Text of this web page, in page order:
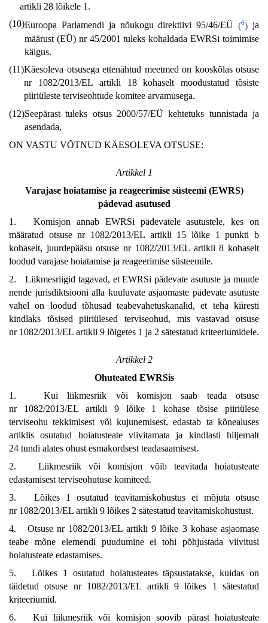
artikli 28 lõikele 1.
(10)Euroopa Parlamendi ja nõukogu direktiivi 95/46/EÜ(6) ja
määrust (EÜ) nr 45/2001 tuleks kohaldada EWRSi toimimise
käigus.
(11)Käesoleva otsusega ettenähtud meetmed on kooskõlas otsuse
nr 1082/2013/EL artikli 18 kohaselt moodustatud tõsiste
piiriüleste terviseohtude komitee arvamusega.
(12)Seepärast tuleks otsus 2000/57/EÜ kehtetuks tunnistada ja
asendada,
ON VASTU VÕTNUD KÄESOLEVA OTSUSE:
Artikkel 1
Varajase hoiatamise ja reageerimise süsteemi (EWRS)
pädevad asutused
1. Komisjon annab EWRSi pädevatele asutustele, kes on
määratud otsuse nr 1082/2013/EL artikli 15 lõike 1 punkti b
kohaselt, juurdepääsu otsuse nr 1082/2013/EL artikli 8 kohaselt
loodud varajase hoiatamise ja reageerimise süsteemile.
2. Liikmesriigid tagavad, et EWRSi pädevate asutuste ja muude
nende jurisdiktsiooni alla kuuluvate asjaomaste pädevate asutuste
vahel on loodud tõhusad teabevahetuskanalid, et teha kiiresti
kindlaks tõsised piiriülesed terviseohud, mis vastavad otsuse
nr 1082/2013/EL artikli 9 lõigetes 1 ja 2 sätestatud kriteeriumidele.
Artikkel 2
Ohuteated EWRSis
1. Kui liikmesriik või komisjon saab teada otsuse
nr 1082/2013/EL artikli 9 lõike 1 kohase tõsise piiriülese
terviseohu tekkimisest või kujunemisest, edastab ta kõnealuses
artiklis osutatud hoiatusteate viivitamata ja kindlasti hiljemalt
24 tundi alates ohust esmakordsest teadasaamisest.
2. Liikmesriik või komisjon võib teavitada hoiatusteate
edastamisest terviseohutuse komiteed.
3. Lõikes 1 osutatud teavitamiskohustus ei mõjuta otsuse
nr 1082/2013/EL artikli 9 lõikes 2 sätestatud teavitamiskohustust.
4. Otsuse nr 1082/2013/EL artikli 9 lõike 3 kohase asjaomase
teabe mõne elemendi puudumine ei tohi põhjustada viivitusi
hoiatusteate edastamises.
5. Lõikes 1 osutatud hoiatusteates täpsustatakse, kuidas on
täidetud otsuse nr 1082/2013/EL artikli 9 lõikes 1 sätestatud
kriteeriumid.
6. Kui liikmesriik või komisjon soovib pärast hoiatusteate